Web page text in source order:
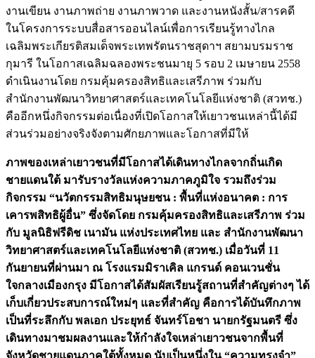
งานเขียน งานภาพถ่าย งานภาพวาด และงานหนังสั้น/สารคดี
ในโครงการระบบสื่อสารออนไลน์เพื่อการเรียนรู้ทางไกล
เฉลิมพระเกียรติสมเด็จพระเทพรัตนราชสุดาฯ สยามบรมราช
กุมารี ในโอกาสเฉลิมฉลองพระชนมายุ 5 รอบ 2 เมษายน 2558
ดำเนินงานโดย กรมคุ้มครองสิทธิและเสรีภาพ ร่วมกับ
สำนักงานพัฒนาวิทยาศาสตร์และเทคโนโลยีแห่งชาติ (สวทช.)
คืออีกหนึ่งกิจกรรมต่อเนื่องที่เปิดโอกาสให้เยาวชนเหล่านี้ได้มี
ส่วนร่วมอย่างจริงจังตามศักยภาพและโอกาสที่มีให้
ภาพของเหล่าเยาวชนที่มีโอกาสได้เดินทางไกลจากถิ่นเกิด
ชายแดนใต้ มารับรางวัลแห่งความภาคภูมิใจ รวมถึงร่วม
กิจกรรม “นวัตกรรมสิทธิมนุษยชน : พื้นที่แห่งอนาคต : การ
เคารพสิทธิผู้อื่น” ซึ่งจัดโดย กรมคุ้มครองสิทธิและเสรีภาพ ร่วม
กับ มูลนิธิฟรีดิช เนามัน แห่งประเทศไทย และ สำนักงานพัฒนา
วิทยาศาสตร์และเทคโนโลยีแห่งชาติ (สวทช.) เมื่อวันที่ 11
กันยายนที่ผ่านมา ณ โรงแรมมิราเคิล แกรนด์ คอนเวนชั่น
ใจกลางเมืองกรุง มีโอกาสได้สัมผัสเรียนรู้สถานที่สำคัญต่างๆ ได้
เก็บเกี่ยวประสบการณ์ใหม่ๆ และที่สำคัญ คือการได้บันทึกภาพ
เป็นที่ระลึกกับ พลเอก ประยุทธ์ จันทร์โอชา นายกรัฐมนตรี ซึ่ง
เดินทางมาชมผลงานและให้กำลังใจเหล่าเยาวชนจากพื้นที่
จังหวัดชายแดนภาคใต้ทั้งหมด นับเป็นหนึ่งใน “ความทรงจำ”